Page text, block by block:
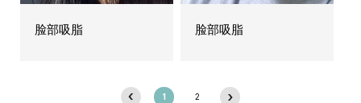
脸部吸脂 脸部吸脂
1 2